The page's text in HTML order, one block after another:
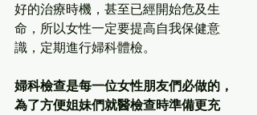
好的治療時機，甚至已經開始危及生
命，所以女性一定要提高自我保健意
識，定期進行婦科體檢。
婦科檢查是每一位女性朋友們必做的，
為了方便姐妹們就醫檢查時準備更充